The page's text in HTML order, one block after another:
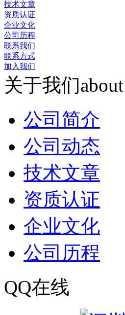
技术文章
资质认证
企业文化
公司历程
联系我们
联系方式
加入我们
关于我们
公司简介
公司动态
技术文章
资质认证
企业文化
公司历程
QQ在线